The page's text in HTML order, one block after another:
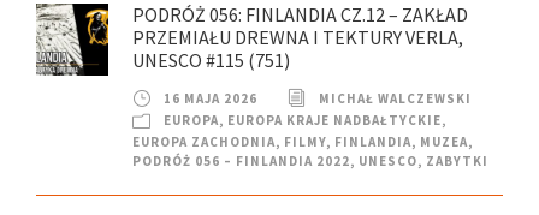
PODRÓŻ 056: FINLANDIA CZ.12 – ZAKŁAD
PRZEMIAŁU DREWNA I TEKTURY VERLA,
UNESCO #115 (751)
16 MAJA 2026
MICHAŁ WALCZEWSKI
EUROPA, EUROPA KRAJE NADBAŁTYCKIE,
EUROPA ZACHODNIA, FILMY, FINLANDIA, MUZEA,
PODRÓŻ 056 – FINLANDIA 2022, UNESCO, ZABYTKI